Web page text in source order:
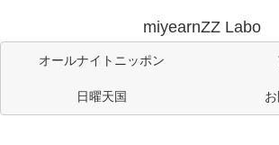
miyearnZZ Labo
オールナイトニッポン
日曜天国